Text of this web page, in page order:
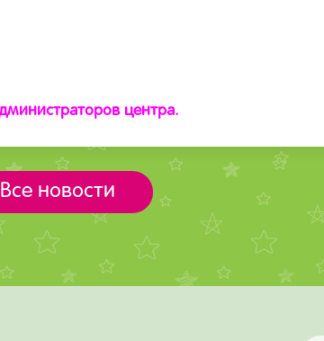
центра.
Все новости